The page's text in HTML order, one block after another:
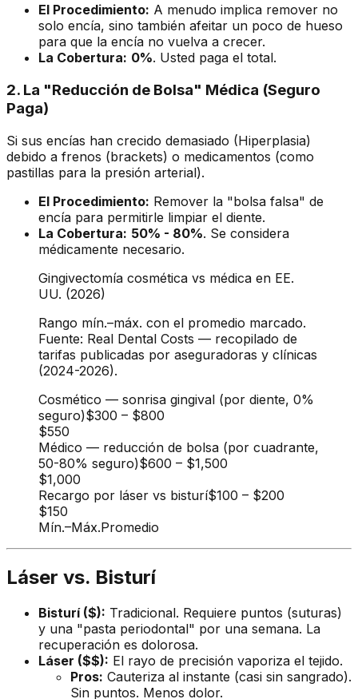
El Procedimiento: A menudo implica remover no
solo encía, sino también afeitar un poco de hueso
para que la encía no vuelva a crecer.
La Cobertura: 0%. Usted paga el total.
2. La "Reducción de Bolsa" Médica (Seguro
Paga)
Si sus encías han crecido demasiado (Hiperplasia)
debido a frenos (brackets) o medicamentos (como
pastillas para la presión arterial).
El Procedimiento: Remover la "bolsa falsa" de
encía para permitirle limpiar el diente.
La Cobertura: 50% - 80%. Se considera
médicamente necesario.
Gingivectomía cosmética vs médica en EE.
UU. (2026)
Rango mín.–máx. con el promedio marcado.
Fuente: Real Dental Costs — recopilado de
tarifas publicadas por aseguradoras y clínicas
(2024-2026).
Cosmético — sonrisa gingival (por diente, 0%
seguro)$300 – $800
$550
Médico — reducción de bolsa (por cuadrante,
50-80% seguro)$600 – $1,500
$1,000
Recargo por láser vs bisturí$100 – $200
$150
Mín.–Máx.Promedio
Láser vs. Bisturí
Bisturí ($): Tradicional. Requiere puntos (suturas)
y una "pasta periodontal" por una semana. La
recuperación es dolorosa.
Láser ($$): El rayo de precisión vaporiza el tejido.
Pros: Cauteriza al instante (casi sin sangrado).
Sin puntos. Menos dolor.